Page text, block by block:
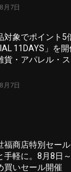
月7日
対象でポイント5
11DAYS」を
貨・アパレル・
月7日
福商店特別セー
手軽に。8月8日
買いセール開催